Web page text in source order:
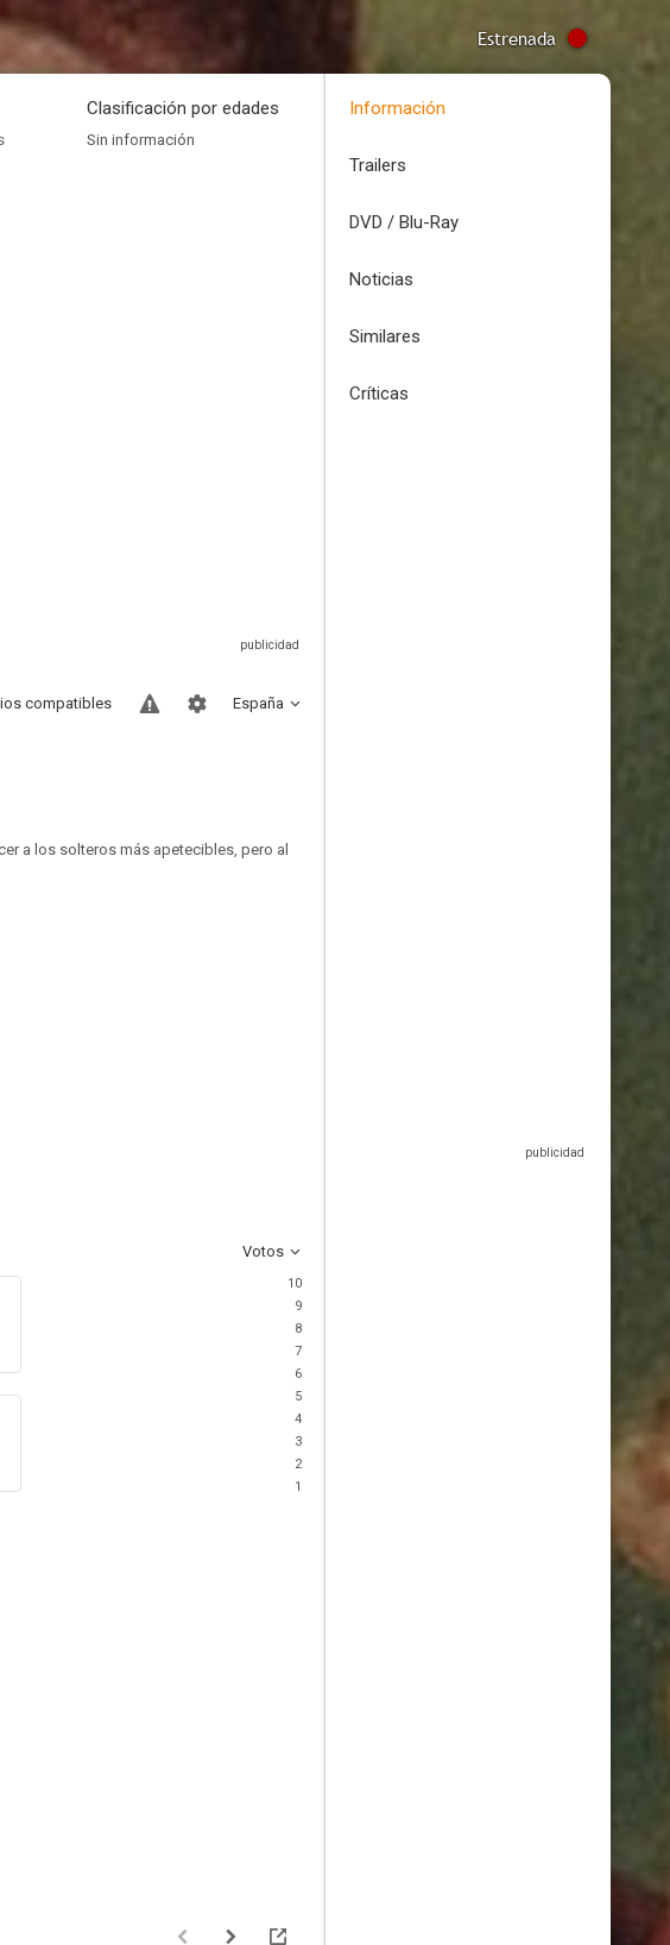
Estrenada
Clasificación por edades
Sin información
España
compatibles
a los solteros más apetecibles, pero al
Votos
10
9
8
7
6
5
4
3
2
1
Información
Trailers
DVD / Blu-Ray
Noticias
Similares
Críticas